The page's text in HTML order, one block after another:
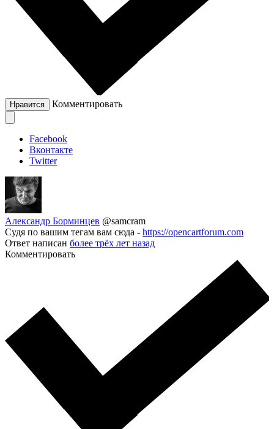
Нравится Комментировать
Facebook
Вконтакте
Twitter
Александр Борминцев @samcram
Судя по вашим тегам вам сюда - https://opencartforum.com
Ответ написан более трёх лет назад
Комментировать